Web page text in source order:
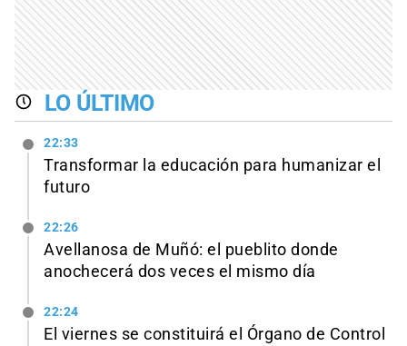
LO ÚLTIMO
22:33
Transformar la educación para humanizar el
futuro
22:26
Avellanosa de Muñó: el pueblito donde
anochecerá dos veces el mismo día
22:24
El viernes se constituirá el Órgano de Control